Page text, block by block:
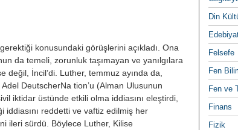
konusundaki gö­rüşlerini açıkladı. Ona
da temeli, zorunluk taşımayan ve ya­nılgılara
İncil’di. Luther, temmuz ayında da,
DeutscherNa tion’u (Alman Ulusunun
iktidar üs­tünde etkili olma iddiasını eleştirdi,
iddiasını reddetti ve vaf­tiz edilmiş her
ileri sürdü. Böylece Luther, Kilise
Din
Felsefe
Fen
Fen ve
Finans
Fizik